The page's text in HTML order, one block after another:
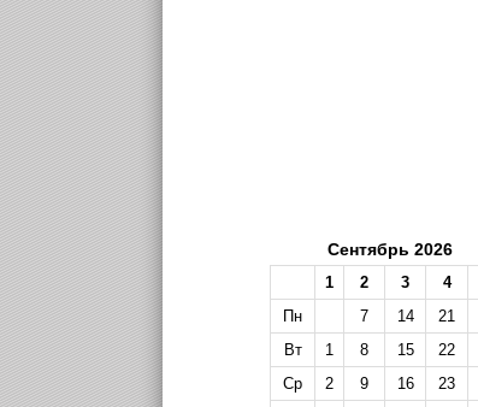
Сентябрь 2026
1 2 3 4
Пн
7 14 21
Вт
1 8 15 22
Ср
2 9 16 23